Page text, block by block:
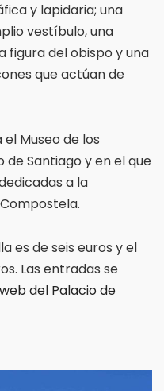
y lapidaria; una
vestíbulo, una
figura del obispo y una
que actúan de
Museo de los
de Santiago y en el que
a la
es de seis euros y el
Las entradas se
web del Palacio de